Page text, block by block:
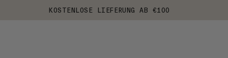
KOSTENLOSE LIEFERUNG AB €100